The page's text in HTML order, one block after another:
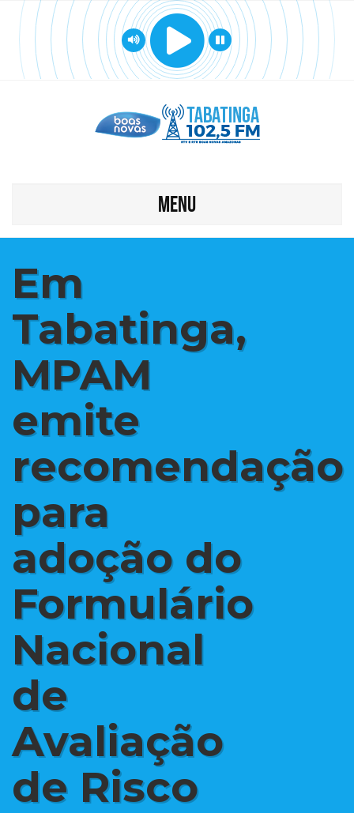
MENU
Em
Tabatinga,
MPAM
emite
recomendação
para
adoção do
Formulário
Nacional
de
Avaliação
de Risco